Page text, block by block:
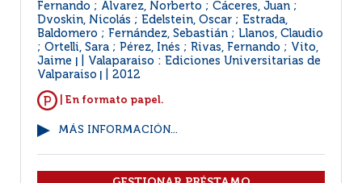
Fernando ; Álvarez, Norberto ; Cáceres, Juan ;
Dvoskin, Nicolás ; Edelstein, Oscar ; Estrada,
Baldomero ; Fernández, Sebastián ; Llanos, Claudio
; Ortelli, Sara ; Pérez, Inés ; Rivas, Fernando ; Vito,
Jaime
Valaparaiso : Ediciones Universitarias de
Valparaiso
2012
| En formato papel.
MÁS INFORMACIÓN...